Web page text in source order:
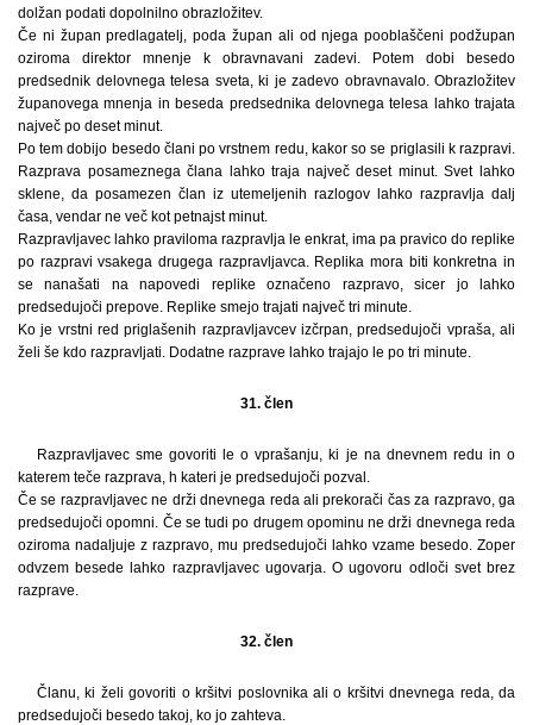
dolžan podati dopolnilno obrazložitev.
Če ni župan predlagatelj, poda župan ali od njega pooblaščeni podžupan
oziroma direktor mnenje k obravnavani zadevi. Potem dobi besedo
predsednik delovnega telesa sveta, ki je zadevo obravnavalo. Obrazložitev
županovega mnenja in beseda predsednika delovnega telesa lahko trajata
največ po deset minut.
Po tem dobijo besedo člani po vrstnem redu, kakor so se priglasili k razpravi.
Razprava posameznega člana lahko traja največ deset minut. Svet lahko
sklene, da posamezen član iz utemeljenih razlogov lahko razpravlja dalj
časa, vendar ne več kot petnajst minut.
Razpravljavec lahko praviloma razpravlja le enkrat, ima pa pravico do replike
po razpravi vsakega drugega razpravljavca. Replika mora biti konkretna in
se nanašati na napovedi replike označeno razpravo, sicer jo lahko
predsedujoči prepove. Replike smejo trajati največ tri minute.
Ko je vrstni red priglašenih razpravljavcev izčrpan, predsedujoči vpraša, ali
želi še kdo razpravljati. Dodatne razprave lahko trajajo le po tri minute.
31. člen
Razpravljavec sme govoriti le o vprašanju, ki je na dnevnem redu in o
katerem teče razprava, h kateri je predsedujoči pozval.
Če se razpravljavec ne drži dnevnega reda ali prekorači čas za razpravo, ga
predsedujoči opomni. Če se tudi po drugem opominu ne drži dnevnega reda
oziroma nadaljuje z razpravo, mu predsedujoči lahko vzame besedo. Zoper
odvzem besede lahko razpravljavec ugovarja. O ugovoru odloči svet brez
razprave.
32. člen
Članu, ki želi govoriti o kršitvi poslovnika ali o kršitvi dnevnega reda, da
predsedujoči besedo takoj, ko jo zahteva.